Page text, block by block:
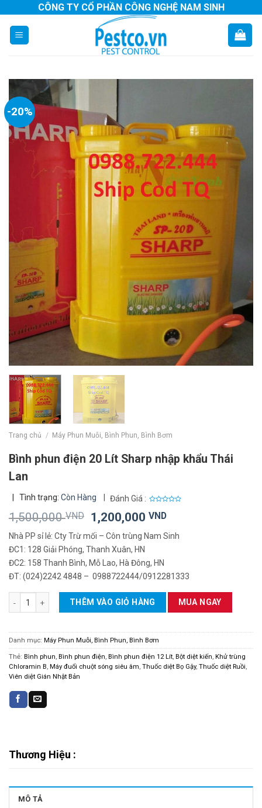
content
CÔNG TY CỔ PHẦN CÔNG NGHỆ NAM SINH
-20%
Trang chủ / Máy Phun Muỗi, Bình Phun, Bình Bơm
Bình phun điện 20 Lít Sharp nhập khẩu Thái
Lan
Tình trạng: Còn Hàng Đánh Giá :
out
1,500,000VND
Giá
gốc
là:
1,500,000 VND.
1,200,000VNDGiá
hiện
tại
Nhà PP sỉ lẻ: Cty Trừ mối – Côn trùng Nam Sinh
ĐC1: 128 Giải Phóng, Thanh Xuân, HN
ĐC2: 158 Thanh Bình, Mỗ Lao, Hà Đông, HN
ĐT: (024)2242 4848 – 0988722444/0912281333
Bình phun điện 20 Lít Sharp nhập khẩu Thái Lan số lượng
THÊM VÀO GIỎ HÀNG MUA NGAY
Danh mục: Máy Phun Muỗi, Bình Phun, Bình Bơm
Thẻ: Bình phun, Bình phun điện, Bình phun điện 12 Lít, Bột diệt kiến, Khử trùng
Chloramin B, Máy đuổi chuột sóng siêu âm, Thuốc diệt Bọ Gậy, Thuốc diệt Ruồi,
Viên diệt Gián Nhật Bản
Thương Hiệu :
MÔ TẢ